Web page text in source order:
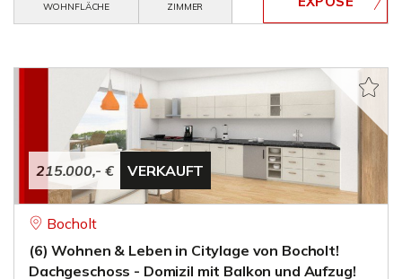
WOHNFLÄCHE
ZIMMER
215.000,- € VERKAUFT
Bocholt
(6) Wohnen & Leben in Citylage von Bocholt!
Dachgeschoss - Domizil mit Balkon und Aufzug!